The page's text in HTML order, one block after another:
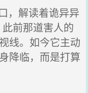
，解读着诡异异
前那道害人的
线。如今它主动
降临，而是打算